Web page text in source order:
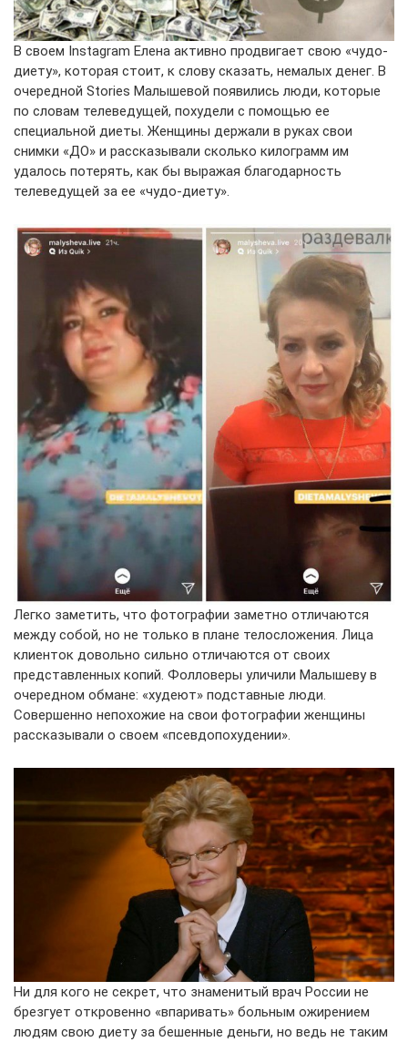
В своем Instagram Елена активно продвигает свою «чудо-
диету», которая стоит, к слову сказать, немалых денег. В
очередной Stories Малышевой появились люди, которые
по словам телеведущей, похудели с помощью ее
специальной диеты. Женщины держали в руках свои
снимки «ДО» и рассказывали сколько килограмм им
удалось потерять, как бы выражая благодарность
телеведущей за ее «чудо-диету».
Легко заметить, что фотографии заметно отличаются
между собой, но не только в плане телосложения. Лица
клиенток довольно сильно отличаются от своих
представленных копий. Фолловеры уличили Малышеву в
очередном обмане: «худеют» подставные люди.
Совершенно непохожие на свои фотографии женщины
рассказывали о своем «псевдопохудении».
Ни для кого не секрет, что знаменитый врач России не
брезгует откровенно «впаривать» больным ожирением
людям свою диету за бешенные деньги, но ведь не таким